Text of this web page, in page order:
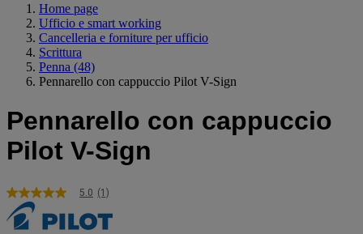
Home page
Ufficio e smart working
Cancelleria e forniture per ufficio
Scrittura
Penna (48)
Pennarello con cappuccio Pilot V-Sign
Pennarello con cappuccio
Pilot V-Sign
5.0
stelle
su
5.0 (1)